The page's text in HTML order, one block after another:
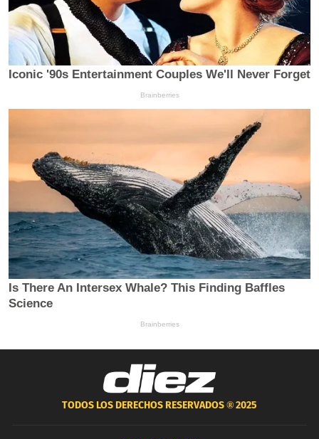
TODOS LOS DERECHOS RESERVADOS ®2025